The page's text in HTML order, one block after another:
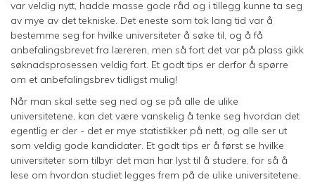
var veldig nytt, hadde masse gode råd og i tillegg kunne ta seg
av mye av det tekniske. Det eneste som tok lang tid var å
bestemme seg for hvilke universiteter å søke til, og å få
anbefalingsbrevet fra læreren, men så fort det var på plass gikk
søknadsprosessen veldig fort. Et godt tips er derfor å spørre
om et anbefalingsbrev tidligst mulig!
Når man skal sette seg ned og se på alle de ulike
universitetene, kan det være vanskelig å tenke seg hvordan det
egentlig er der - det er mye statistikker på nett, og alle ser ut
som veldig gode kandidater. Et godt tips er å først se hvilke
universiteter som tilbyr det man har lyst til å studere, for så å
lese om hvordan studiet legges frem på de ulike universitetene.